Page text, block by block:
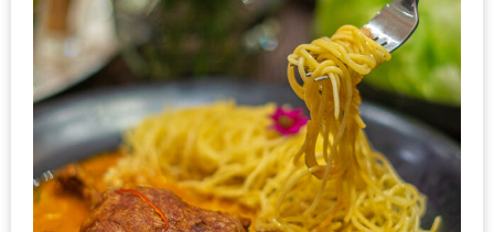
บาน
ปลาย
เกิน
300
บาท
เกี่ยว